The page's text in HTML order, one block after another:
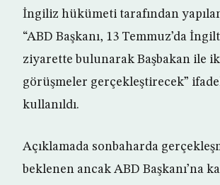
İngiliz hükümeti tarafından
“ABD Başkanı, 13 Temmuz’da
ziyarette bulunarak Başbakan ile
görüşmeler gerçekleştirecek”
kullanıldı.
Açıklamada sonbaharda
beklenen ancak ABD Başkanı’na